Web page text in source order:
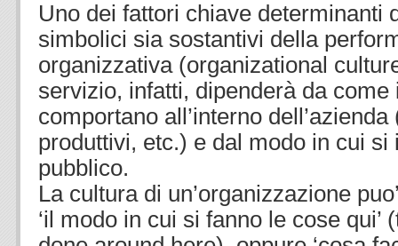
Uno dei fattori chiave determinanti
simbolici sia sostantivi della
organizzativa (organizational
servizio, infatti, dipenderà da come
comportano all’interno
produttivi, etc.) e dal modo in cui si
pubblico.
La cultura di un’organizzazione
‘il modo in cui si fanno le cose qui’